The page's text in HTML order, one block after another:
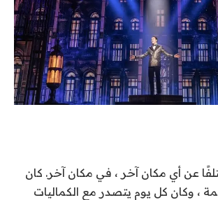
عن أي مكان آخر ، في مكان آخر. كان
، وكان كل يوم يتصدر مع الكماليات